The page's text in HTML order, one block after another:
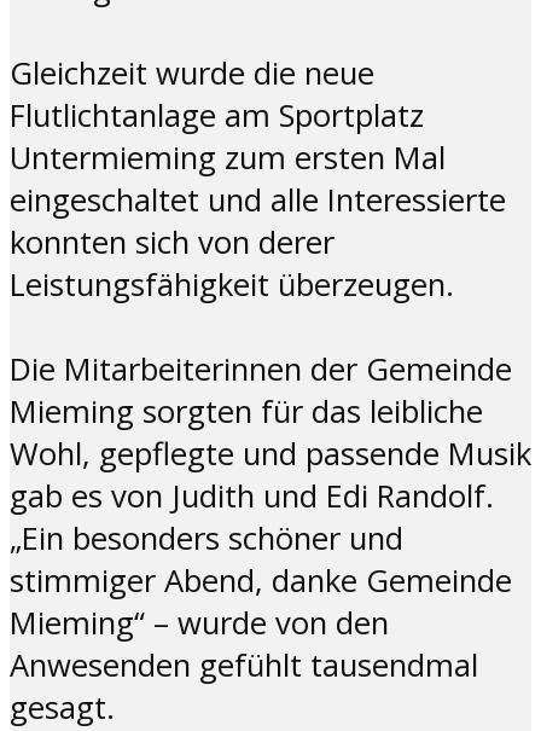
Gleichzeit wurde die neue
Flutlichtanlage am Sportplatz
Untermieming zum ersten Mal
eingeschaltet und alle Interessierte
konnten sich von derer
Leistungsfähigkeit überzeugen.
Die Mitarbeiterinnen der Gemeinde
Mieming sorgten für das leibliche
Wohl, gepflegte und passende Musik
gab es von Judith und Edi Randolf.
„Ein besonders schöner und
stimmiger Abend, danke Gemeinde
Mieming“ – wurde von den
Anwesenden gefühlt tausendmal
gesagt.